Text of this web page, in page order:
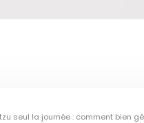
seul la journée : comment bien